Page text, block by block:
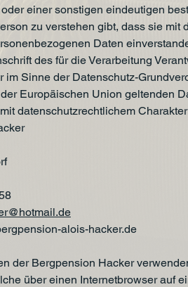
einer sonstigen eindeutigen
zu verstehen gibt, dass sie mit
Daten
des für die Verarbeitung
im Sinne der Datenschutz-
Europäischen Union geltenden
datenschutzrechtlichem
alois-hacker.de
der Bergpension Hacker
über einen Internetbrowser auf